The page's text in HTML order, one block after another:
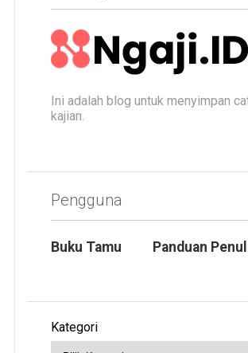
Ini adalah blog untuk menyimpan
kajian.
Pengguna
Buku Tamu Panduan
Kategori